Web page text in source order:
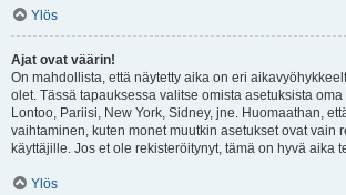
Ylös
Ajat ovat väärin!
On mahdollista, että näytetty aika on eri
olet. Tässä tapauksessa valitse omista asetuksista
Lontoo, Pariisi, New York, Sidney, jne. Huomaathan,
vaihtaminen, kuten monet muutkin asetukset ovat vain
käyttäjille. Jos et ole rekisteröitynyt, tämä on hyvä aika
Ylös